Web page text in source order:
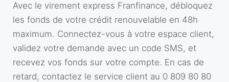
Avec le virement express Franfinance, débloquez
les fonds de votre crédit renouvelable en 48h
maximum. Connectez-vous à votre espace client,
validez votre demande avec un code SMS, et
recevez vos fonds sur votre compte. En cas de
retard, contactez le service client au 0 809 80 80